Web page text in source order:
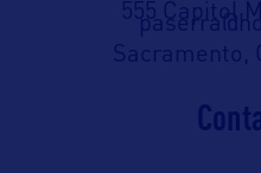
555 Capitol
Sacramento,